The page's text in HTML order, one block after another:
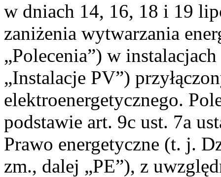
w dniach 14, 16, 18 i 19
zaniżenia wytwarzania
„Polecenia”) w
„Instalacje PV”)
elektroenergetycznego.
podstawie art. 9c ust. 7a
Prawo energetyczne (t. j.
zm., dalej „PE”), z